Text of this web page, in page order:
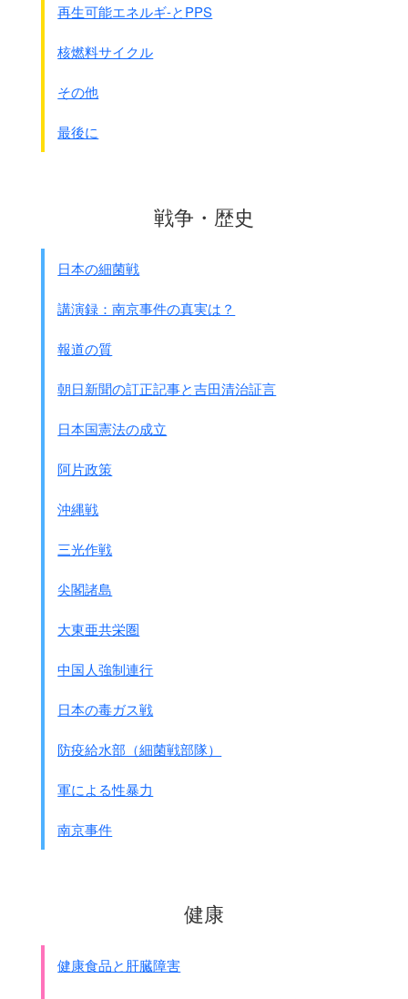
再生可能エネルギ-とPPS
核燃料サイクル
その他
最後に
戦争・歴史
日本の細菌戦
講演録：南京事件の真実は？
報道の質
朝日新聞の訂正記事と吉田清治証言
日本国憲法の成立
阿片政策
沖縄戦
三光作戦
尖閣諸島
大東亜共栄圏
中国人強制連行
日本の毒ガス戦
防疫給水部（細菌戦部隊）
軍による性暴力
南京事件
健康
健康食品と肝臓障害